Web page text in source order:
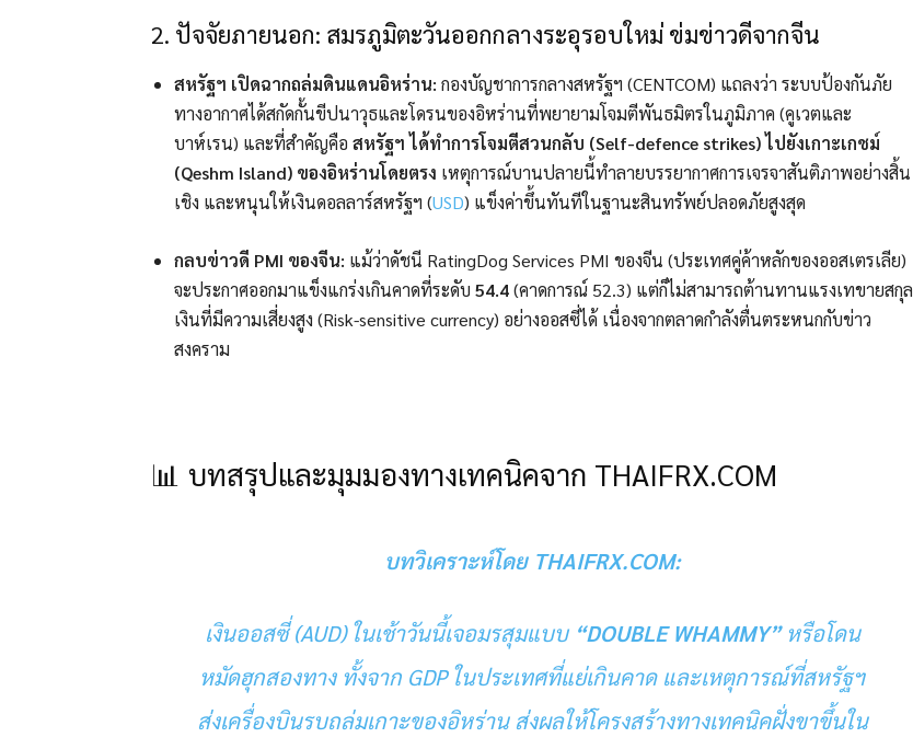
2. ปัจจัยภายนอก: สมรภูมิตะวันออกกลางระอุรอบใหม่ ข่มข่าวดีจากจีน
สหรัฐฯ เปิดฉากถล่มดินแดนอิหร่าน: กองบัญชาการกลางสหรัฐฯ (CENTCOM) แถลงว่า ระบบป้องกันภัย
ทางอากาศได้สกัดกั้นขีปนาวุธและโดรนของอิหร่านที่พยายามโจมตีพันธมิตรในภูมิภาค (คูเวตและ
บาห์เรน) และที่สำคัญคือ สหรัฐฯ ได้ทำการโจมตีสวนกลับ (Self-defence strikes) ไปยังเกาะเกชม์
(Qeshm Island) ของอิหร่านโดยตรง เหตุการณ์บานปลายนี้ทำลายบรรยากาศการเจรจาสันติภาพอย่างสิ้น
เชิง และหนุนให้เงินดอลลาร์สหรัฐฯ (USD) แข็งค่าขึ้นทันทีในฐานะสินทรัพย์ปลอดภัยสูงสุด
กลบข่าวดี PMI ของจีน: แม้ว่าดัชนี RatingDog Services PMI ของจีน (ประเทศคู่ค้าหลักของออสเตรเลีย)
จะประกาศออกมาแข็งแกร่งเกินคาดที่ระดับ 54.4(คาดการณ์ 52.3) แต่ก็ไม่สามารถต้านทานแรงเทขายสกุล
เงินที่มีความเสี่ยงสูง (Risk-sensitive currency) อย่างออสซี่ได้ เนื่องจากตลาดกำลังตื่นตระหนกกับข่าว
สงคราม
📊 บทสรุปและมุมมองทางเทคนิคจาก THAIFRX.COM
บทวิเคราะห์โดย THAIFRX.COM:
เงินออสซี่ (AUD) ในเช้าวันนี้เจอมรสุมแบบ “DOUBLE WHAMMY”หรือโดน
หมัดฮุกสองทาง ทั้งจาก GDP ในประเทศที่แย่เกินคาด และเหตุการณ์ที่สหรัฐฯ
ส่งเครื่องบินรบถล่มเกาะของอิหร่าน ส่งผลให้โครงสร้างทางเทคนิคฝั่งขาขึ้นใน